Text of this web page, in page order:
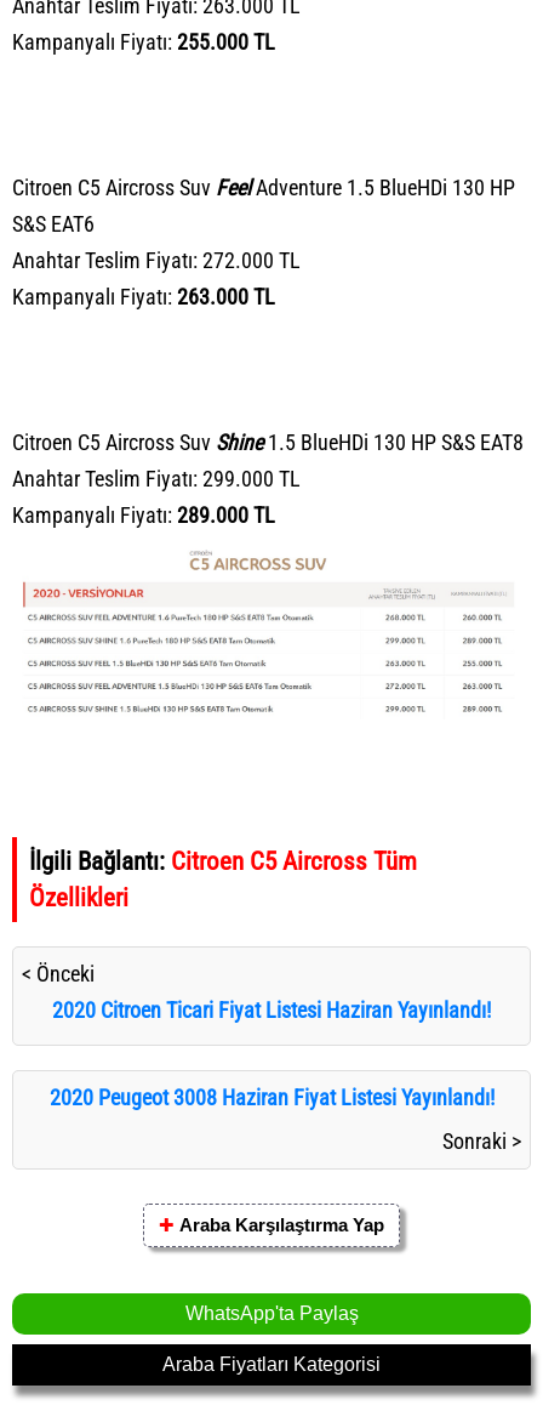
Anahtar Teslim Fiyatı: 263.000 TL
Kampanyalı Fiyatı:255.000 TL
Citroen C5 Aircross Suv FeelAdventure 1.5 BlueHDi 130 HP
S&S EAT6
Anahtar Teslim Fiyatı: 272.000 TL
Kampanyalı Fiyatı:263.000 TL
Citroen C5 Aircross Suv Shine1.5 BlueHDi 130 HP S&S EAT8
Anahtar Teslim Fiyatı: 299.000 TL
Kampanyalı Fiyatı:289.000 TL
İlgili Bağlantı: Citroen C5 Aircross Tüm
Özellikleri
< Önceki
2020 Citroen Ticari Fiyat Listesi Haziran Yayınlandı!
2020 Peugeot 3008 Haziran Fiyat Listesi Yayınlandı!
Sonraki >
✚ Araba Karşılaştırma Yap
WhatsApp'ta Paylaş
Araba Fiyatları Kategorisi